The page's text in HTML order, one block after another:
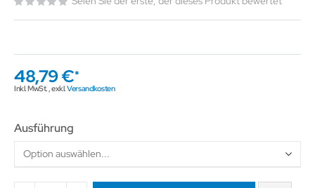
48,79 €
Inkl. MwSt.,exkl.Versandkosten
Ausführung